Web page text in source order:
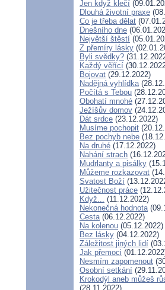
Jen když klečí
Dlouhá životní praxe
Co je třeba dělat
Dnešního dne
Největší štěstí
Z přemíry lásky
Byli svědky?
Každý věřící
Bojovat (29.12.2022)
Nadějná vyhlídka
Počítá s Tebou
Obohatí mnohé
Ježíšův domov
Dát srdce (23.12.2022)
Musíme pochopit
Bez pochyb nebe
Na druhé (17.12.2022)
Nahání strach
Mudrlanty a pisálky
Můžeme rozkazovat
Svatost Boží
Užitečnost práce
Když... (11.12.2022)
Nekonečná hodnota
Cesta(06.12.2022)
Na kolenou (05.12.2022)
Bez lásky (04.12.2022)
Záležitost jiných lidí
Jak přemoci
Nesmím zapomenout
Osobní setkání
Krokodýl aneb můžeš
(28.11.2022)